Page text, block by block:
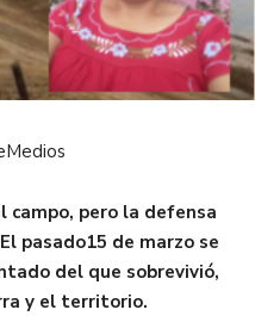
campo, pero la defensa
pasado15 de marzo se
del que sobrevivió,
y el territorio.